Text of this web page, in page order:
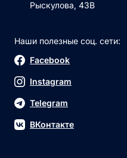
Рыскулова, 43В
Наши полезные соц. сети:
Facebook
Instagram
Telegram
ВКонтакте